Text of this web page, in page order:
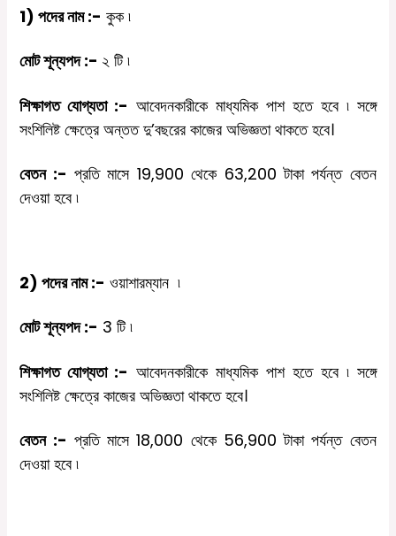
1)পদেরনাম:- কুক ৷
মোটশূন্যপদ:- ২ টি ৷
শিক্ষাগত যোগ্যতা:- আবেদনকারীকে মাধ্যমিক পাশ হতে হবে ৷ সঙ্গে
সংশিলিষ্ট ক্ষেত্রে অন্তত দু’বছরের কাজের অভিজ্ঞতা থাকতে হবে।
বেতন:- প্রতি মাসে19,900থেকে63,200টাকা পর্যন্ত বেতন
দেওয়া হবে ৷
2)পদেরনাম:- ওয়াশারম্যান ৷
মোটশূন্যপদ:- 3 টি ৷
শিক্ষাগত যোগ্যতা:- আবেদনকারীকে মাধ্যমিক পাশ হতে হবে ৷ সঙ্গে
সংশিলিষ্ট ক্ষেত্রে কাজের অভিজ্ঞতা থাকতে হবে।
বেতন:- প্রতি মাসে18,000 থেকে56,900টাকা পর্যন্ত বেতন
দেওয়া হবে ৷